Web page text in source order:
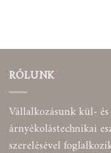
RÓLUNK
Vállalkozásunk kül-
árnyékolástechnikai
szerelésével